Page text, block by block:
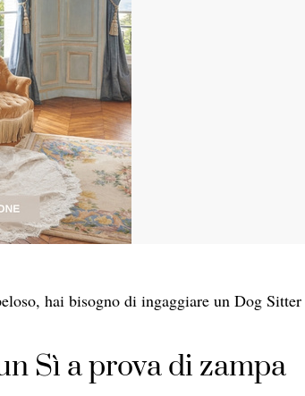
hai bisogno di ingaggiare un Dog Sitter
Sì a prova di zampa